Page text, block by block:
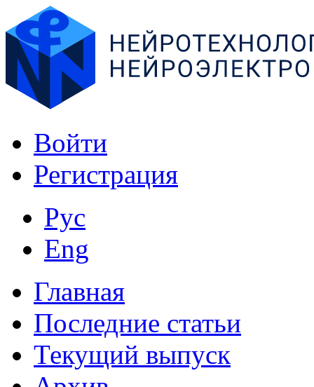
Войти
Регистрация
Рус
Eng
Главная
Последние статьи
Текущий выпуск